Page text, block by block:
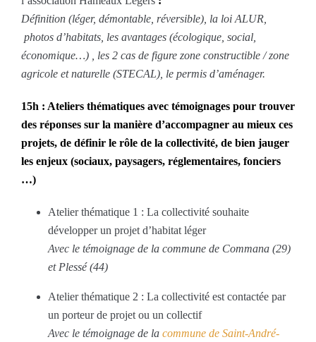
Définition (léger, démontable, réversible), la loi ALUR,
photos d’habitats, les avantages (écologique, social,
économique…) , les 2 cas de figure zone constructible / zone
agricole et naturelle (STECAL), le permis d’aménager.
15h : Ateliers thématiques avec témoignages pour trouver
des réponses sur la manière d’accompagner au mieux ces
projets, de définir le rôle de la collectivité, de bien jauger
les enjeux (sociaux, paysagers, réglementaires, fonciers
…)
Atelier thématique 1 : La collectivité souhaite
développer un projet d’habitat léger
Avec le témoignage de la commune de Commana (29)
et Plessé (44)
Atelier thématique 2 : La collectivité est contactée par
un porteur de projet ou un collectif
Avec le témoignage de la commune de Saint-André-